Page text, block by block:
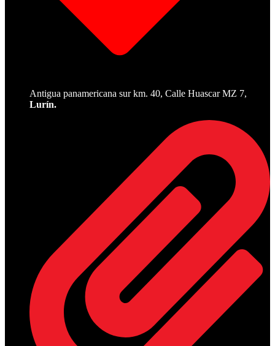
Antigua panamericana sur km. 40, Calle Huascar MZ 7,
Lurín.